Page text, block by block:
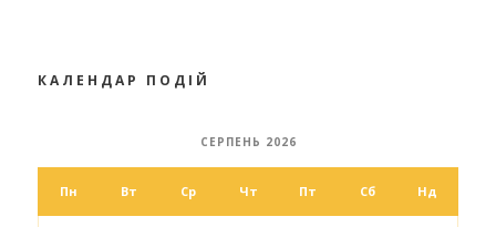
КАЛЕНДАР ПОДІЙ
СЕРПЕНЬ 2026
Пн Вт Ср Чт Пт Сб Нд